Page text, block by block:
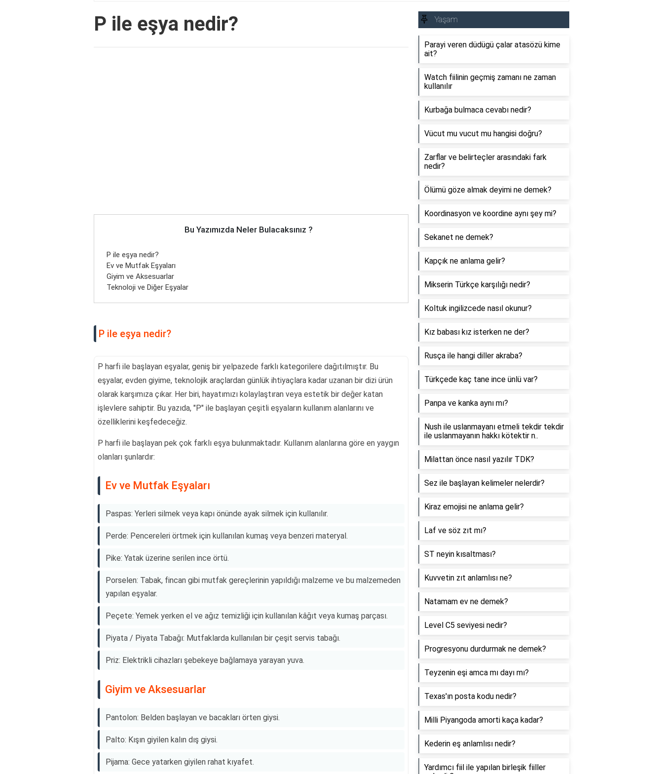
P ile eşya nedir?
Bu Yazımızda Neler Bulacaksınız ?
P ile eşya nedir?
Ev ve Mutfak Eşyaları
Giyim ve Aksesuarlar
Teknoloji ve Diğer Eşyalar
P ile eşya nedir?
P harfi ile başlayan eşyalar, geniş bir yelpazede farklı kategorilere dağıtılmıştır. Bu
eşyalar, evden giyime, teknolojik araçlardan günlük ihtiyaçlara kadar uzanan bir dizi ürün
olarak karşımıza çıkar. Her biri, hayatımızı kolaylaştıran veya estetik bir değer katan
işlevlere sahiptir. Bu yazıda, "P" ile başlayan çeşitli eşyaların kullanım alanlarını ve
özelliklerini keşfedeceğiz.
P harfi ile başlayan pek çok farklı eşya bulunmaktadır. Kullanım alanlarına göre en yaygın
olanları şunlardır:
Ev ve Mutfak Eşyaları
Paspas: Yerleri silmek veya kapı önünde ayak silmek için kullanılır.
Perde: Pencereleri örtmek için kullanılan kumaş veya benzeri materyal.
Pike: Yatak üzerine serilen ince örtü.
Porselen: Tabak, fincan gibi mutfak gereçlerinin yapıldığı malzeme ve bu malzemeden
yapılan eşyalar.
Peçete: Yemek yerken el ve ağız temizliği için kullanılan kâğıt veya kumaş parçası.
Piyata / Piyata Tabağı: Mutfaklarda kullanılan bir çeşit servis tabağı.
Priz: Elektrikli cihazları şebekeye bağlamaya yarayan yuva.
Giyim ve Aksesuarlar
Pantolon: Belden başlayan ve bacakları örten giysi.
Palto: Kışın giyilen kalın dış giysi.
Pijama: Gece yatarken giyilen rahat kıyafet.
Yaşam
Parayi veren düdügü çalar atasözü kime
ait?
Watch fiilinin geçmiş zamanı ne zaman
kullanılır
Kurbağa bulmaca cevabı nedir?
Vücut mu vucut mu hangisi doğru?
Zarflar ve belirteçler arasındaki fark
nedir?
Ölümü göze almak deyimi ne demek?
Koordinasyon ve koordine aynı şey mi?
Sekanet ne demek?
Kapçık ne anlama gelir?
Mikserin Türkçe karşılığı nedir?
Koltuk ingilizcede nasıl okunur?
Kız babası kız isterken ne der?
Rusça ile hangi diller akraba?
Türkçede kaç tane ince ünlü var?
Panpa ve kanka aynı mı?
Nush ile uslanmayanı etmeli tekdir tekdir
ile uslanmayanın hakkı kötektir n..
Milattan önce nasıl yazılır TDK?
Sez ile başlayan kelimeler nelerdir?
Kiraz emojisi ne anlama gelir?
Laf ve söz zıt mı?
ST neyin kısaltması?
Kuvvetin zıt anlamlısı ne?
Natamam ev ne demek?
Level C5 seviyesi nedir?
Progresyonu durdurmak ne demek?
Teyzenin eşi amca mı dayı mı?
Texas'ın posta kodu nedir?
Milli Piyangoda amorti kaça kadar?
Kederin eş anlamlısı nedir?
Yardımcı fiil ile yapılan birleşik fiiller